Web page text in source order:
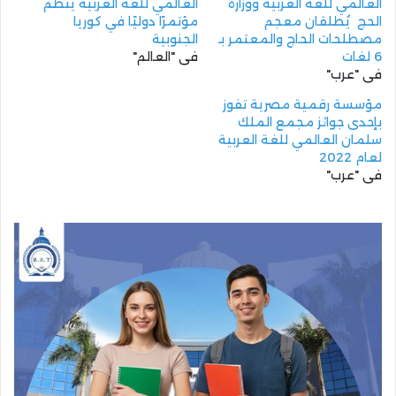
العالمي للُّغة العربيَّة ووزارة
الحج يُطلقان معجم
مصطلحات الحاج والمعتمر بـ
6 لغات
في "عرب"
العالمي للغة العربية يُنظم
مؤتمرًا دوليًا في كوريا
الجنوبية
في "العالم"
مؤسسة رقمية مصرية تفوز
بإحدى جوائز مجمع الملك
سلمان العالمي للغة العربية
لعام 2022
في "عرب"